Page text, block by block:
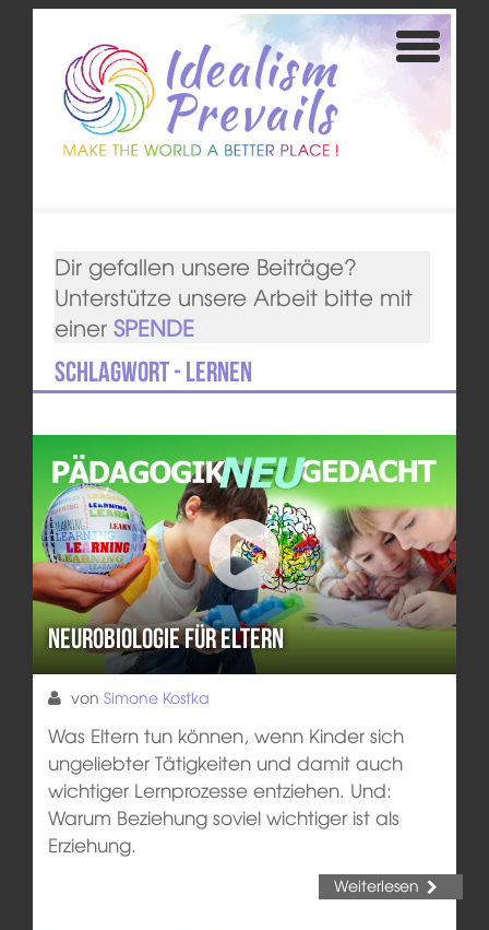
Dir gefallen unsere Beiträge?
Unterstütze unsere Arbeit bitte mit
einer SPENDE
Schlagwort - Lernen
Neurobiologie für Eltern
von Simone Kostka
Was Eltern tun können, wenn Kinder sich
ungeliebter Tätigkeiten und damit auch
wichtiger Lernprozesse entziehen. Und:
Warum Beziehung soviel wichtiger ist als
Erziehung.
Weiterlesen